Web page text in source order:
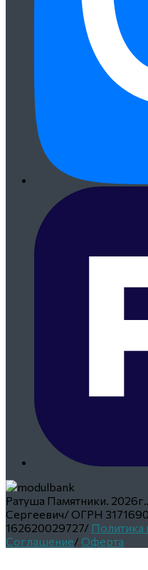
Ратуша Памятники. 2026г.
Сергеевич/ ОГРН
162620029727/ Политика
Соглашение/ Оферта